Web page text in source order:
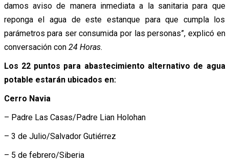
damos aviso de manera inmediata a la sanitaria para que
reponga el agua de este estanque para que cumpla los
parámetros para ser consumida por las personas”, explicó en
conversación con 24 Horas.
Los 22 puntos para abastecimiento alternativo de agua
potable estarán ubicados en:
Cerro Navia
– Padre Las Casas/Padre Lian Holohan
– 3 de Julio/Salvador Gutiérrez
– 5 de febrero/Siberia